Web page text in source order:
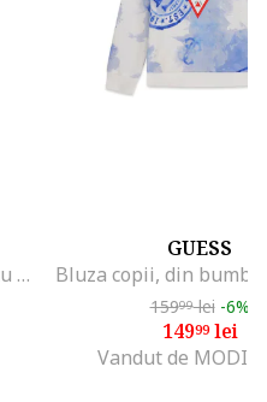
Pantaloni lejeri de trening cu cordon Minecraft, Verde
GUESS
15999lei -6%
14999lei
Vandut de